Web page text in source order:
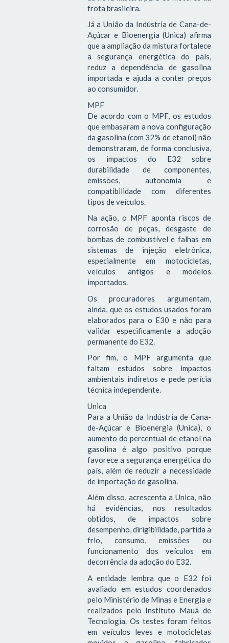
frota brasileira.
Já a União da Indústria de Cana-de-
Açúcar e Bioenergia (Unica) afirma
que a ampliação da mistura fortalece
a segurança energética do país,
reduz a dependência de gasolina
importada e ajuda a conter preços
ao consumidor.
MPF
De acordo com o MPF, os estudos
que embasaram a nova configuração
da gasolina (com 32% de etanol) não
demonstraram, de forma conclusiva,
os impactos do E32 sobre
durabilidade de componentes,
emissões, autonomia e
compatibilidade com diferentes
tipos de veículos.
Na ação, o MPF aponta riscos de
corrosão de peças, desgaste de
bombas de combustível e falhas em
sistemas de injeção eletrônica,
especialmente em motocicletas,
veículos antigos e modelos
importados.
Os procuradores argumentam,
ainda, que os estudos usados foram
elaborados para o E30 e não para
validar especificamente a adoção
permanente do E32.
Por fim, o MPF argumenta que
faltam estudos sobre impactos
ambientais indiretos e pede perícia
técnica independente.
Unica
Para a União da Indústria de Cana-
de-Açúcar e Bioenergia (Unica), o
aumento do percentual de etanol na
gasolina é algo positivo porque
favorece a segurança energética do
país, além de reduzir a necessidade
de importação de gasolina.
Além disso, acrescenta a Unica, não
há evidências, nos resultados
obtidos, de impactos sobre
desempenho, dirigibilidade, partida a
frio, consumo, emissões ou
funcionamento dos veículos em
decorrência da adoção do E32.
A entidade lembra que o E32 foi
avaliado em estudos coordenados
pelo Ministério de Minas e Energia e
realizados pelo Instituto Mauá de
Tecnologia. Os testes foram feitos
em veículos leves e motocicletas